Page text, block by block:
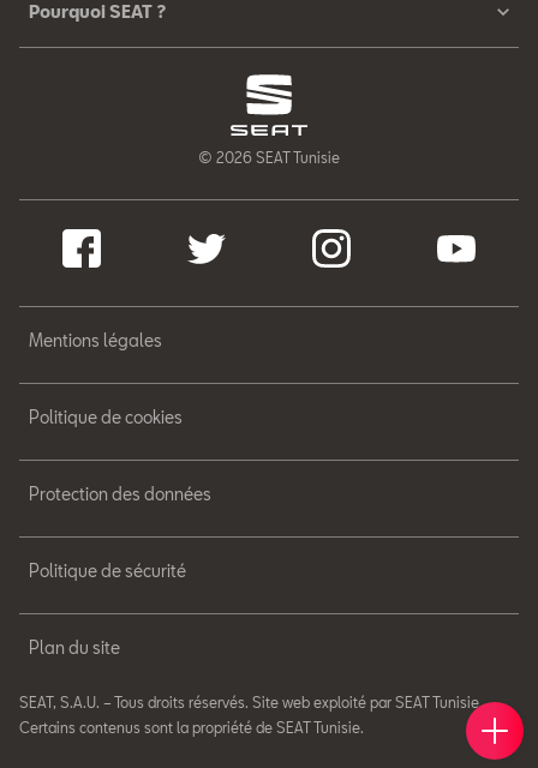
Pourquoi SEAT ?
© 2026 SEAT Tunisie
Mentions légales
Politique de cookies
Protection des données
Politique de sécurité
Plan du site
SEAT, S.A.U. – Tous droits réservés. Site web exploité par SEAT Tunisie.
Certains contenus sont la propriété de SEAT Tunisie.
Nos